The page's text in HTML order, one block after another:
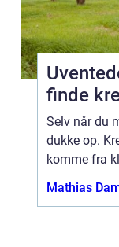
finde
Selv når du
dukke op.
komme fra
Mathias